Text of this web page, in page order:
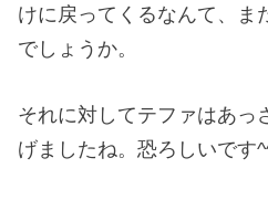
けに戻ってくるなんて、ま
でしょうか。
それに対してテファはあっ
げましたね。恐ろしいです